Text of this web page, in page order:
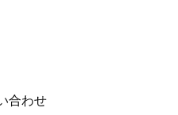
合わせ